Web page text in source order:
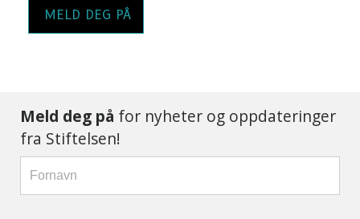
MELD DEG PÅ
Meld deg på for nyheter og oppdateringer
fra Stiftelsen!